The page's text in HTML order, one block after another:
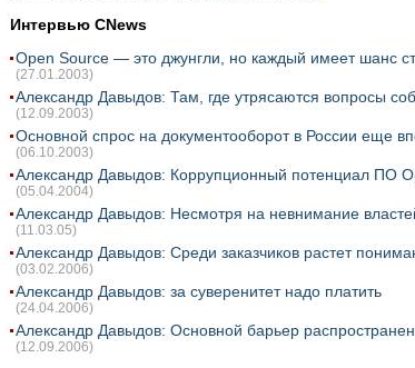
Интервью CNews
Open Source — это джунгли, но каждый имеет шанс
(27.01.2003)
Александр Давыдов: Там, где утрясаются вопросы
(12.09.2003)
Основной спрос на документооборот в России еще
(06.10.2003)
Александр Давыдов: Коррупционный потенциал ПО
(05.04.2004)
Александр Давыдов: Несмотря на невнимание
(11.03.05)
Александр Давыдов: Среди заказчиков растет
(03.02.2006)
Александр Давыдов: за суверенитет надо платить
(24.04.2006)
Александр Давыдов: Основной барьер
(12.09.2006)